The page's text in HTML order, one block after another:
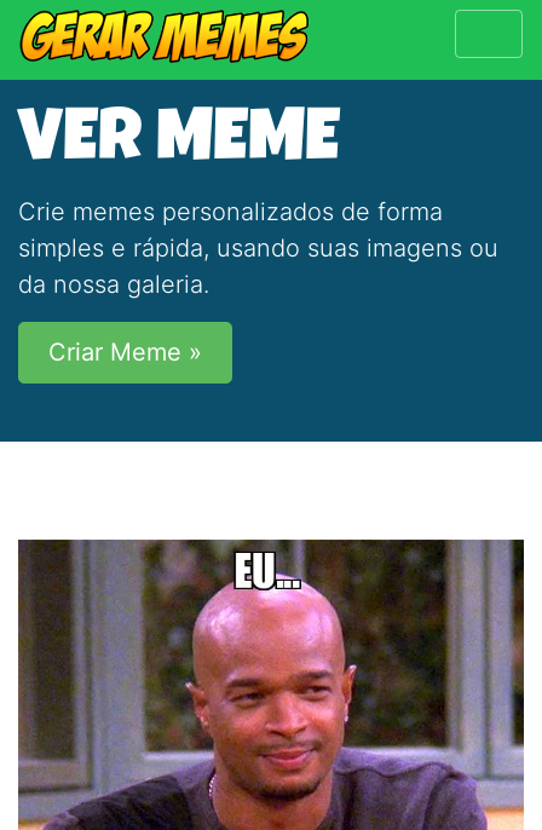
VER MEME
Crie memes personalizados de forma
simples e rápida, usando suas imagens ou
da nossa galeria.
Criar Meme »